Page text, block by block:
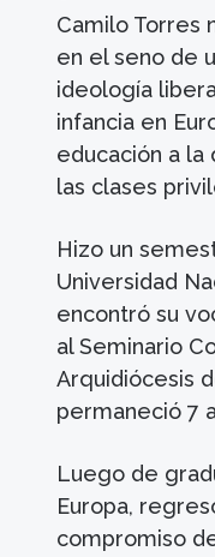
Camilo Torres
en el seno de
ideología
infancia en
educación a la
las clases
Hizo un
Universidad
encontró su
al Seminario
Arquidiócesis
permaneció 7
Luego de
Europa,
compromiso